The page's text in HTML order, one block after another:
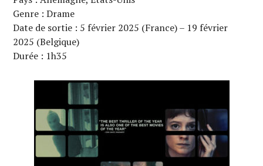
Genre : Drame
Date de sortie : 5 février 2025 (France) – 19 février
2025 (Belgique)
Durée : 1h35